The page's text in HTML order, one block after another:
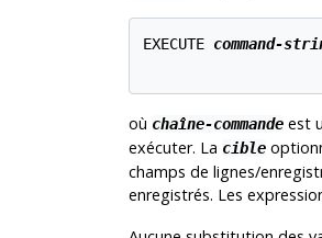
EXECUTE command-
où chaîne-commandeest
exécuter. La cible
champs de lignes/
enregistrés. Les